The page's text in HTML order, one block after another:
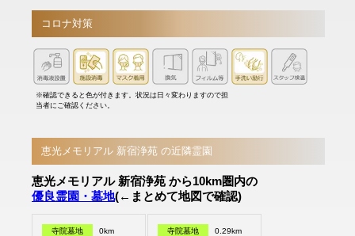
コロナ対策
※確認できると色が付きます。状況は日々変わりますので担
当者にご確認ください。
恵光メモリアル 新宿浄苑 の近隣霊園
恵光メモリアル 新宿浄苑 から10km圏内の
優良霊園・墓地(←まとめて地図で確認)
寺院墓地 0km 寺院墓地 0.29km